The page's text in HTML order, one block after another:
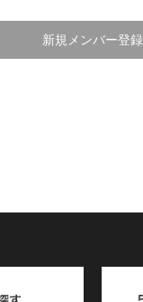
新規メンバー登録